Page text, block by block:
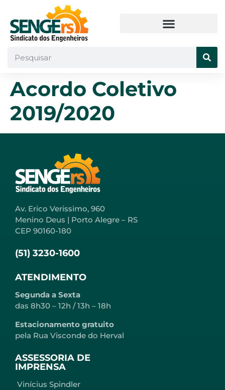
Acordo Coletivo
2019/2020
Av. Erico Verissimo, 960
Menino Deus | Porto Alegre – RS
CEP 90160-180
(51) 3230-1600
ATENDIMENTO
Segunda a Sexta
das 8h30 – 12h / 13h – 18h
Estacionamento gratuito
pela Rua Visconde do Herval
ASSESSORIA DE
IMPRENSA
Vinícius Spindler